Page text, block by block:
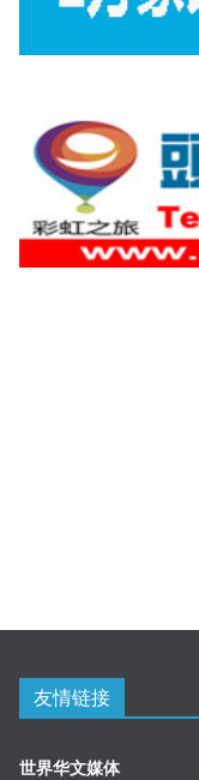
友情链接
世界华文媒体